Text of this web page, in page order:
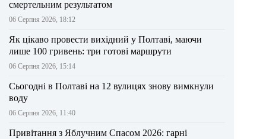
смертельним результатом
06 Серпня 2026, 18:12
Як цікаво провести вихідний у Полтаві, маючи
лише 100 гривень: три готові маршрути
06 Серпня 2026, 15:14
Сьогодні в Полтаві на 12 вулицях знову вимкнули
воду
06 Серпня 2026, 11:40
Привітання з Яблучним Спасом 2026: гарні